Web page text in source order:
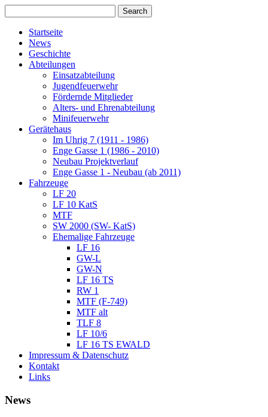
Startseite
News
Geschichte
Abteilungen
Einsatzabteilung
Jugendfeuerwehr
Fördernde Mitglieder
Alters- und Ehrenabteilung
Minifeuerwehr
Gerätehaus
Im Uhrig 7 (1911 - 1986)
Enge Gasse 1 (1986 - 2010)
Neubau Projektverlauf
Enge Gasse 1 - Neubau (ab 2011)
Fahrzeuge
LF 20
LF 10 KatS
MTF
SW 2000 (SW- KatS)
Ehemalige Fahrzeuge
LF 16
GW-L
GW-N
LF 16 TS
RW 1
MTF (F-749)
MTF alt
TLF 8
LF 10/6
LF 16 TS EWALD
Impressum & Datenschutz
Kontakt
Links
News